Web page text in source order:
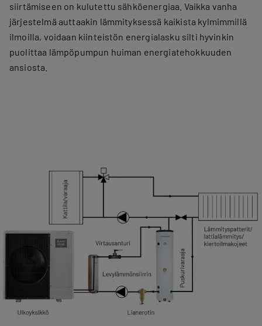
siirtämiseen on kulutettu sähköenergiaa. Vaikka vanha
järjestelmä auttaakin lämmityksessä kaikista kylmimmillä
ilmoilla, voidaan kiinteistön energialasku silti hyvinkin
puolittaa lämpöpumpun huiman energiatehokkuuden
ansiosta.